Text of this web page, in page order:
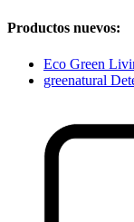
Productos nuevos:
Eco Green
greenatural